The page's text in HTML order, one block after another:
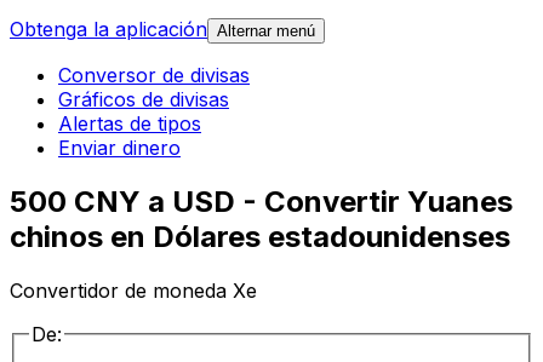
Obtenga la aplicación Alternar menú
Conversor de divisas
Gráficos de divisas
Alertas de tipos
Enviar dinero
500 CNY a USD - Convertir Yuanes
chinos en Dólares estadounidenses
Convertidor de moneda Xe
De: